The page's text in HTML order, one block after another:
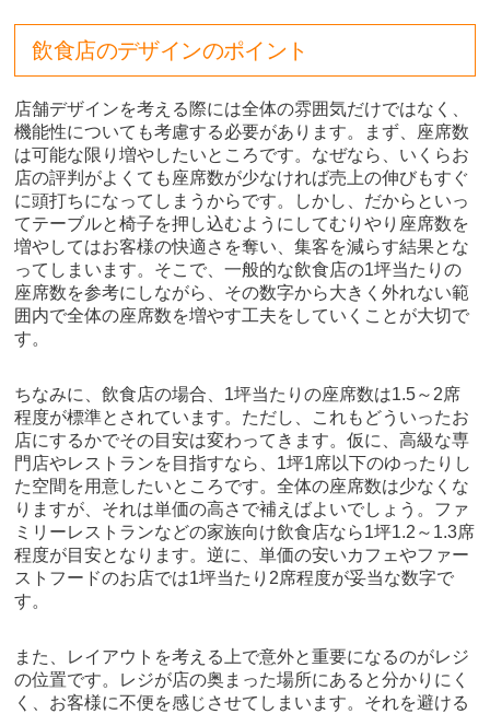
飲食店のデザインのポイント
店舗デザインを考える際には全体の雰囲気だけではなく、
機能性についても考慮する必要があります。まず、座席数
は可能な限り増やしたいところです。なぜなら、いくらお
店の評判がよくても座席数が少なければ売上の伸びもすぐ
に頭打ちになってしまうからです。しかし、だからといっ
てテーブルと椅子を押し込むようにしてむりやり座席数を
増やしてはお客様の快適さを奪い、集客を減らす結果とな
ってしまいます。そこで、一般的な飲食店の1坪当たりの
座席数を参考にしながら、その数字から大きく外れない範
囲内で全体の座席数を増やす工夫をしていくことが大切で
す。
ちなみに、飲食店の場合、1坪当たりの座席数は1.5～2席
程度が標準とされています。ただし、これもどういったお
店にするかでその目安は変わってきます。仮に、高級な専
門店やレストランを目指すなら、1坪1席以下のゆったりし
た空間を用意したいところです。全体の座席数は少なくな
りますが、それは単価の高さで補えばよいでしょう。ファ
ミリーレストランなどの家族向け飲食店なら1坪1.2～1.3席
程度が目安となります。逆に、単価の安いカフェやファー
ストフードのお店では1坪当たり2席程度が妥当な数字で
す。
また、レイアウトを考える上で意外と重要になるのがレジ
の位置です。レジが店の奥まった場所にあると分かりにく
く、お客様に不便を感じさせてしまいます。それを避ける